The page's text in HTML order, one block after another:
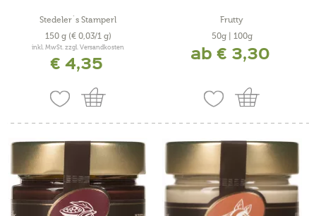
Stedeler´s Stamperl
150 g (€ 0,03/1 g)
inkl. MwSt. zzgl. Versandkosten
€ 4,35
Frutty
50g | 100g
ab € 3,30